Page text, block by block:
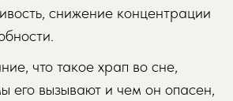
снижение концентрации
что такое храп во сне,
его вызывают и чем он опасен,